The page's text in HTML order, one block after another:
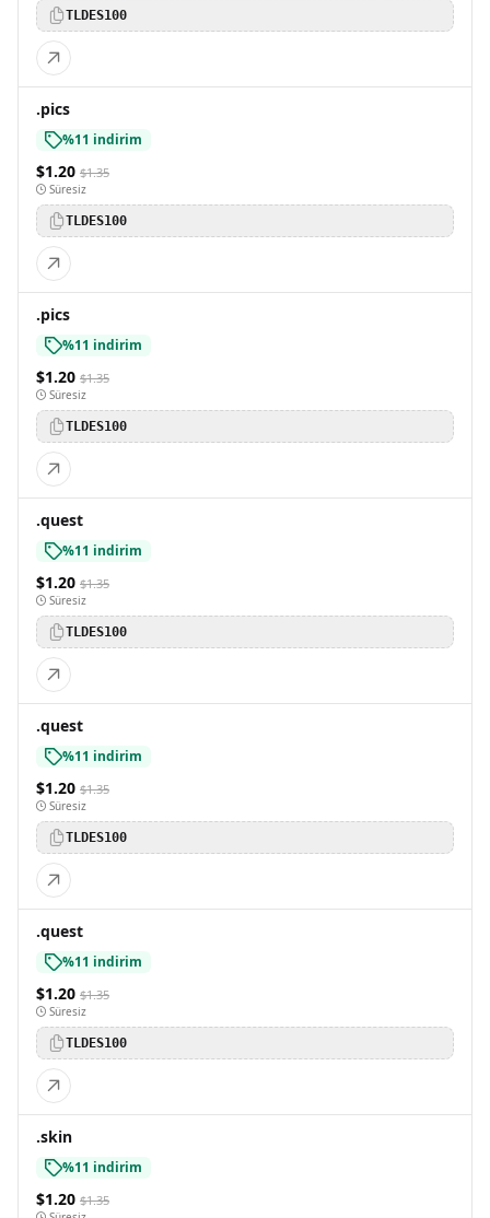
TLDES100
.pics
%11 indirim
$1.20 $1.35
Süresiz
TLDES100
.pics
%11 indirim
$1.20 $1.35
Süresiz
TLDES100
.quest
%11 indirim
$1.20 $1.35
Süresiz
TLDES100
.quest
%11 indirim
$1.20 $1.35
Süresiz
TLDES100
.quest
%11 indirim
$1.20 $1.35
Süresiz
TLDES100
.skin
%11 indirim
$1.20 $1.35